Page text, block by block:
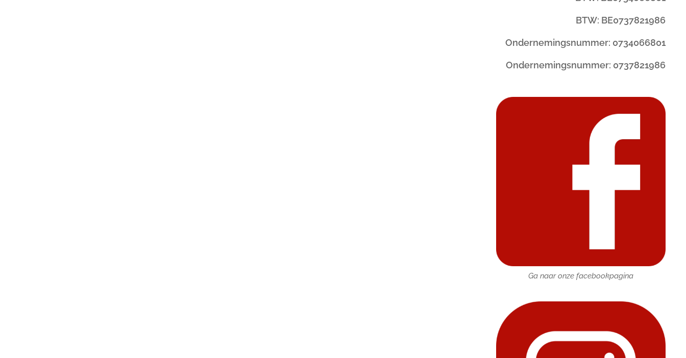
BTW: BE0737821986
Ondernemingsnummer: 0734066801
Ondernemingsnummer: 0737821986
Ga naar onze facebookpagina